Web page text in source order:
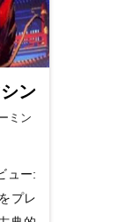
ン
ミン
ュー:
プレ